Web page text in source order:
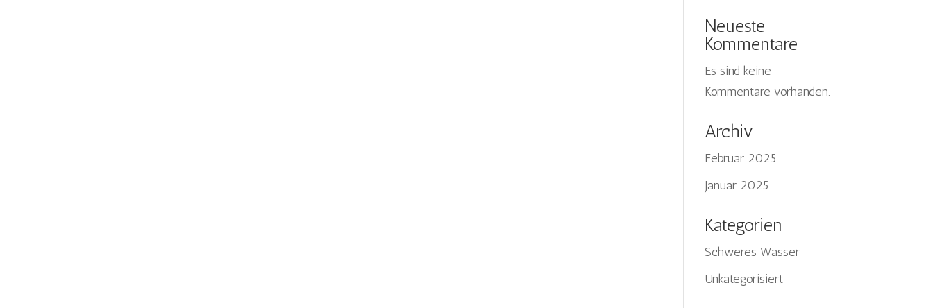
Neueste
Kommentare
Es sind keine
Kommentare vorhanden.
Archiv
Februar 2025
Januar 2025
Kategorien
Schweres Wasser
Unkategorisiert
O‘zbekcha
简体中文
Русский